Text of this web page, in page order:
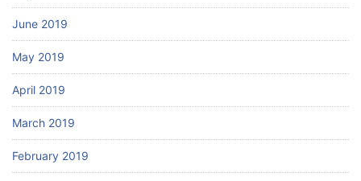
June 2019
May 2019
April 2019
March 2019
February 2019